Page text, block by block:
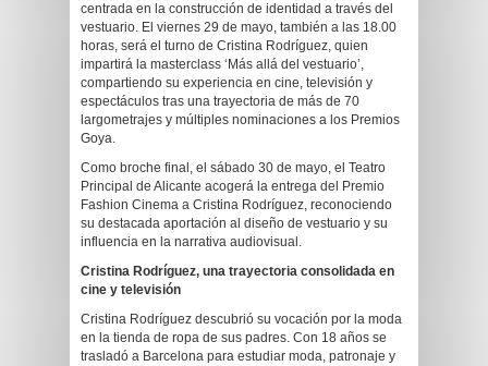
centrada en la construcción de identidad a través del
vestuario. El viernes 29 de mayo, también a las 18.00
horas, será el turno de Cristina Rodríguez, quien
impartirá la masterclass ‘Más allá del vestuario’,
compartiendo su experiencia en cine, televisión y
espectáculos tras una trayectoria de más de 70
largometrajes y múltiples nominaciones a los Premios
Goya.
Como broche final, el sábado 30 de mayo, el Teatro
Principal de Alicante acogerá la entrega del Premio
Fashion Cinema a Cristina Rodríguez, reconociendo
su destacada aportación al diseño de vestuario y su
influencia en la narrativa audiovisual.
Cristina Rodríguez, una trayectoria consolidada en
cine y televisión
Cristina Rodríguez descubrió su vocación por la moda
en la tienda de ropa de sus padres. Con 18 años se
trasladó a Barcelona para estudiar moda, patronaje y